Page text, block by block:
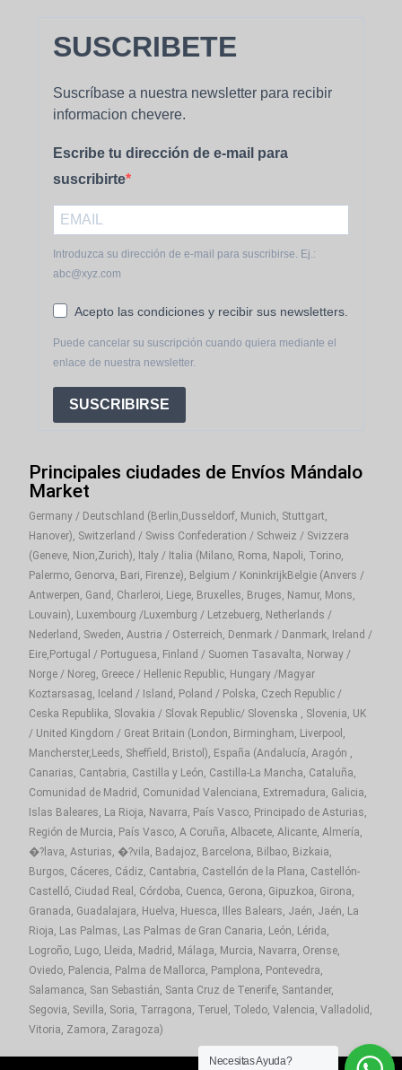
SUSCRIBETE
Suscríbase a nuestra newsletter para recibir
informacion chevere.
Escribe tu dirección de e-mail para
suscribirte
Introduzca su dirección de e-mail para suscribirse. Ej.:
abc@xyz.com
Acepto las condiciones y recibir sus newsletters.
Puede cancelar su suscripción cuando quiera mediante el
enlace de nuestra newsletter.
SUSCRIBIRSE
Principales ciudades de Envíos Mándalo
Market
Germany / Deutschland (Berlin,Dusseldorf, Munich, Stuttgart,
Hanover), Switzerland / Swiss Confederation / Schweiz / Svizzera
(Geneve, Nion,Zurich), Italy / Italia (Milano, Roma, Napoli, Torino,
Palermo, Genorva, Bari, Firenze), Belgium / KoninkrijkBelgie (Anvers /
Antwerpen, Gand, Charleroi, Liege, Bruxelles, Bruges, Namur, Mons,
Louvain), Luxembourg /Luxemburg / Letzebuerg, Netherlands /
Nederland, Sweden, Austria / Osterreich, Denmark / Danmark, Ireland /
Eire,Portugal / Portuguesa, Finland / Suomen Tasavalta, Norway /
Norge / Noreg, Greece / Hellenic Republic, Hungary /Magyar
Koztarsasag, Iceland / Island, Poland / Polska, Czech Republic /
Ceska Republika, Slovakia / Slovak Republic/ Slovenska , Slovenia, UK
/ United Kingdom / Great Britain (London, Birmingham, Liverpool,
Mancherster,Leeds, Sheffield, Bristol), España (Andalucía, Aragón ,
Canarias, Cantabria, Castilla y León, Castilla-La Mancha, Cataluña,
Comunidad de Madrid, Comunidad Valenciana, Extremadura, Galicia,
Islas Baleares, La Rioja, Navarra, País Vasco, Principado de Asturias,
Región de Murcia, País Vasco, A Coruña, Albacete, Alicante, Almería,
�?lava, Asturias, �?vila, Badajoz, Barcelona, Bilbao, Bizkaia,
Burgos, Cáceres, Cádiz, Cantabria, Castellón de la Plana, Castellón-
Castelló, Ciudad Real, Córdoba, Cuenca, Gerona, Gipuzkoa, Girona,
Granada, Guadalajara, Huelva, Huesca, Illes Balears, Jaén, Jaén, La
Rioja, Las Palmas, Las Palmas de Gran Canaria, León, Lérida,
Logroño, Lugo, Lleida, Madrid, Málaga, Murcia, Navarra, Orense,
Oviedo, Palencia, Palma de Mallorca, Pamplona, Pontevedra,
Salamanca, San Sebastián, Santa Cruz de Tenerife, Santander,
Segovia, Sevilla, Soria, Tarragona, Teruel, Toledo, Valencia, Valladolid,
Vitoria, Zamora, Zaragoza)
Necesitas Ayuda?